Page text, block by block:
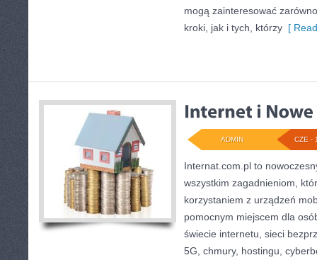
mogą zainteresować
kroki, jak i tych, którzy [
CZE -
ADMIN
Internat.com.pl to
wszystkim zagadnieniom,
korzystaniem z urządzeń
pomocnym miejscem dla
świecie internetu, sieci
5G, chmury, hostingu,